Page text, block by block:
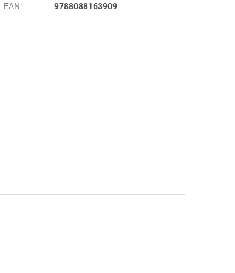
EAN: 9788088163909